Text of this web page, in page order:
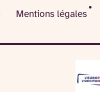
Mentions légales